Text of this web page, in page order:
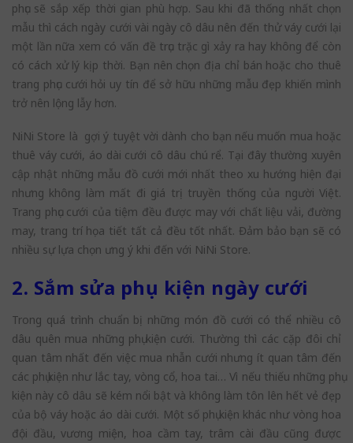
phục sẽ sắp xếp thời gian phù hợp. Sau khi đã thống nhất chọn
mẫu thì cách ngày cưới vài ngày cô dâu nên đến thử váy cưới lại
một lần nữa xem có vấn đề trục trặc gì xảy ra hay không để còn
có cách xử lý kịp thời. Bạn nên chọn địa chỉ bán hoặc cho thuê
trang phục cưới hỏi uy tín để sở hữu những mẫu đẹp khiến mình
trở nên lộng lẫy hơn.
NiNi Store là gợi ý tuyệt vời dành cho bạn nếu muốn mua hoặc
thuê váy cưới, áo dài cưới cô dâu chú rể. Tại đây thường xuyên
cập nhật những mẫu đồ cưới mới nhất theo xu hướng hiện đại
nhưng không làm mất đi giá trị truyền thống của người Việt.
Trang phục cưới của tiệm đều được may với chất liệu vải, đường
may, trang trí họa tiết tất cả đều tốt nhất. Đảm bảo bạn sẽ có
nhiều sự lựa chọn ưng ý khi đến với NiNi Store.
2. Sắm sửa phụ kiện ngày cưới
Trong quá trình chuẩn bị những món đồ cưới có thể nhiều cô
dâu quên mua những phụ kiện cưới. Thường thì các cặp đôi chỉ
quan tâm nhất đến việc mua nhẫn cưới nhưng ít quan tâm đến
các phụ kiện như lắc tay, vòng cổ, hoa tai… Vì nếu thiếu những phụ
kiện này cô dâu sẽ kém nổi bật và không làm tôn lên hết vẻ đẹp
của bộ váy hoặc áo dài cưới. Một số phụ kiện khác như vòng hoa
đội đầu, vương miện, hoa cầm tay, trâm cài đầu cũng được